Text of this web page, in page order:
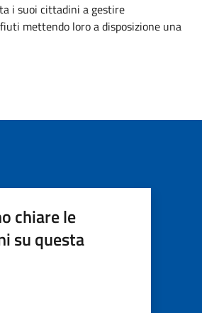
i suoi cittadini a gestire
mettendo loro a disposizione una
chiare le
su questa